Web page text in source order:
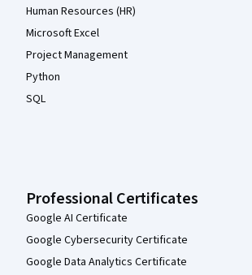
Human Resources (HR)
Microsoft Excel
Project Management
Python
SQL
Professional Certificates
Google AI Certificate
Google Cybersecurity Certificate
Google Data Analytics Certificate